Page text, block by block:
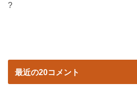
?
最近の20コメント